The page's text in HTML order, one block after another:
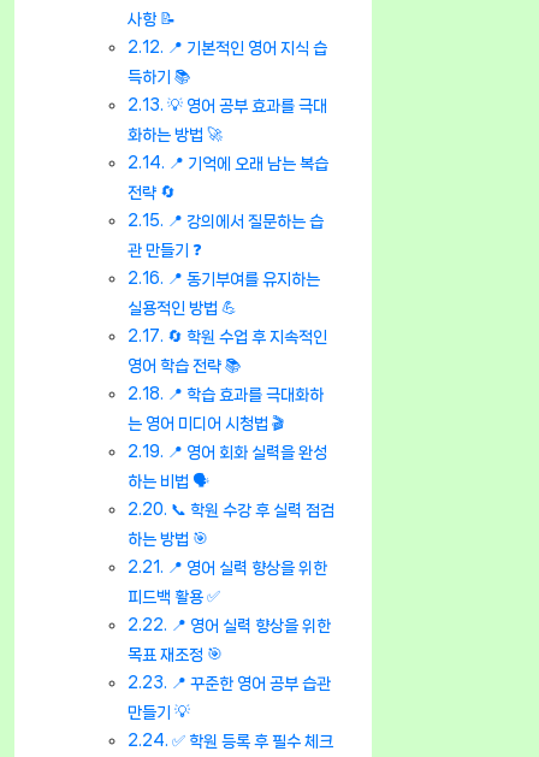
사항 📝
📍 기본적인 영어 지식 습
득하기 📚
💡 영어 공부 효과를 극대
화하는 방법 🚀
📍 기억에 오래 남는 복습
전략 🔄
📍 강의에서 질문하는 습
관 만들기 ❓
📍 동기부여를 유지하는
실용적인 방법 💪
🔄 학원 수업 후 지속적인
영어 학습 전략 📚
📍 학습 효과를 극대화하
는 영어 미디어 시청법 🎬
📍 영어 회화 실력을 완성
하는 비법 🗣️
📞 학원 수강 후 실력 점검
하는 방법 🎯
📍 영어 실력 향상을 위한
피드백 활용 ✅
📍 영어 실력 향상을 위한
목표 재조정 🎯
📍 꾸준한 영어 공부 습관
만들기 💡
✅ 학원 등록 후 필수 체크